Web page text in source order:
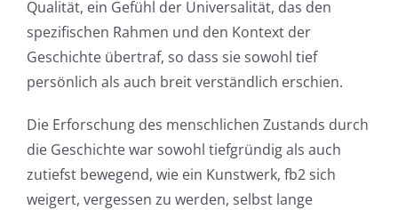
Qualität, ein Gefühl der Universalität, das den
spezifischen Rahmen und den Kontext der
Geschichte übertraf, so dass sie sowohl tief
persönlich als auch breit verständlich erschien.
Die Erforschung des menschlichen Zustands durch
die Geschichte war sowohl tiefgründig als auch
zutiefst bewegend, wie ein Kunstwerk, fb2 sich
weigert, vergessen zu werden, selbst lange